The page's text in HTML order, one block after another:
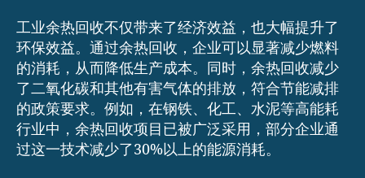
工业余热回收不仅带来了经济效益，也大幅提升了
环保效益。通过余热回收，企业可以显著减少燃料
的消耗，从而降低生产成本。同时，余热回收减少
了二氧化碳和其他有害气体的排放，符合节能减排
的政策要求。例如，在钢铁、化工、水泥等高能耗
行业中，余热回收项目已被广泛采用，部分企业通
过这一技术减少了30%以上的能源消耗。